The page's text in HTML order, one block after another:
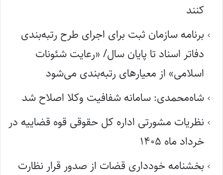
کنند
برنامه سازمان ثبت برای اجرای طرح رتبه‌بندی
دفاتر اسناد تا پایان سال/ «رعایت شئونات
اسلامی» از معیارهای رتبه‌بندی می‌شود
شاه‌محمدی: سامانه شفافیت وکلا اصلاح شد
نظریات مشورتی اداره کل حقوقی قوه قضاییه در
خرداد ماه ۱۴۰۵
بخشنامه خودداری قضات از صدور قرار نظارت